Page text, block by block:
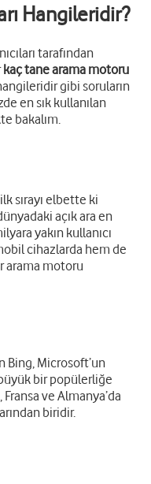
Hangileridir?
tarafından
kaç tane arama motoru
gibi soruların
en sık kullanılan
bakalım.
sırayı elbette ki
açık ara en
yakın kullanıcı
cihazlarda hem de
arama motoru
Bing, Microsoft’un
bir popülerliğe
ve Almanya’da
biridir.